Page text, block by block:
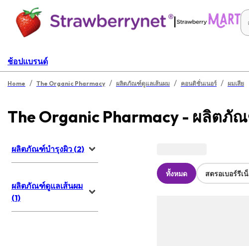
|
ช้อปแบรนด์
Home / The Organic Pharmacy / ผลิตภัณฑ์ดูแลเส้นผม / คอนดิชั่นเนอร์ / ผมเสีย
The Organic Pharmacy - ผลิตภั
ผลิตภัณฑ์บำรุงผิว (2)
ผลิตภัณฑ์ดูแลเส้นผม
(1)
ทั้งหมด สตรอเบอร์รีเ